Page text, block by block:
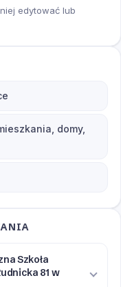
edytować lub
domy,
Szkoła
81 w